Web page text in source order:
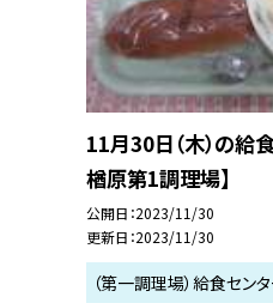
11月30日（木）の給
楢原第1調理場】
公開日 2023/11/30
更新日 2023/11/30
（第一調理場）給食セン